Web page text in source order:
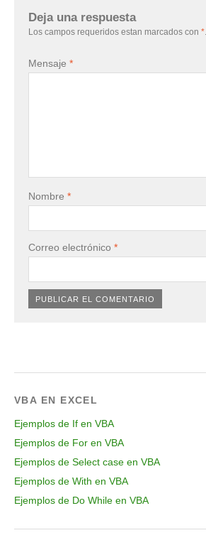
Deja una respuesta
Los campos requeridos estan marcados con *
Mensaje *
Nombre *
Correo electrónico *
VBA EN EXCEL
Ejemplos de If en VBA
Ejemplos de For en VBA
Ejemplos de Select case en VBA
Ejemplos de With en VBA
Ejemplos de Do While en VBA